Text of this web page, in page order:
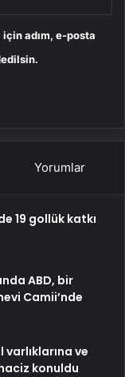
için adım, e-posta
Yorumlar
19 gollük katkı
ABD, bir
Camii’nde
varlıklarına ve
konuldu